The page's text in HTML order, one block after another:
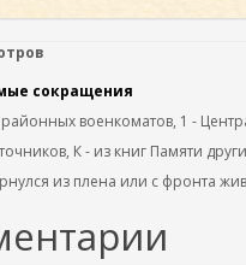
сокращения
военкоматов, 1 -
К - из книг Памяти
из плена или с фронта